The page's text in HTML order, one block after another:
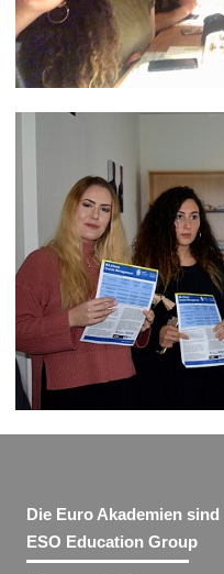
Die Euro Akademien
ESO Education Group